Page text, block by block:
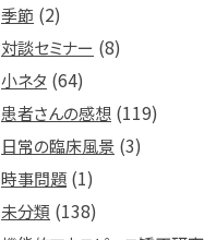
季節 (2)
対談セミナー (8)
小ネタ (64)
患者さんの感想 (119)
日常の臨床風景 (3)
時事問題 (1)
未分類 (138)